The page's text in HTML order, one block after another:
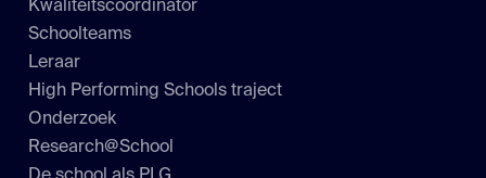
Kwaliteitscoördinator
Schoolteams
Leraar
High Performing Schools traject
Onderzoek
Research@School